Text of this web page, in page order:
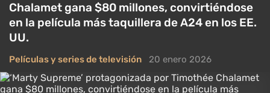
Chalamet gana $80 millones, convirtiéndose
en la película más taquillera de A24 en los EE.
UU.
Películas y series de televisión 20 enero 2026